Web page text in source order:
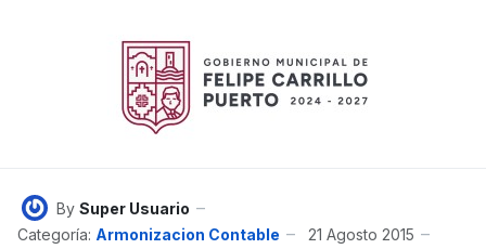
By Super Usuario
Categoría: Armonizacion Contable
21 Agosto 2015